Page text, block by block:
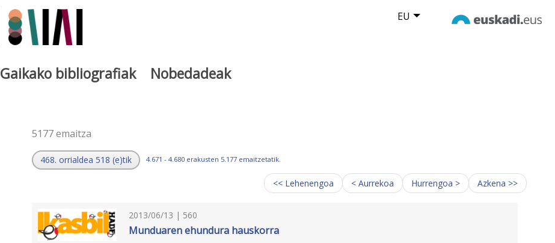
EU
Gaikako bibliografiak Nobedadeak
5177 emaitza
468. orrialdea 518 (e)tik 4.671 - 4.680 erakusten 5.177 emaitzetatik.
<< Lehenengoa < Aurrekoa Hurrengoa > Azkena >>
2013/06/13 | 560
Munduaren ehundura hauskorra